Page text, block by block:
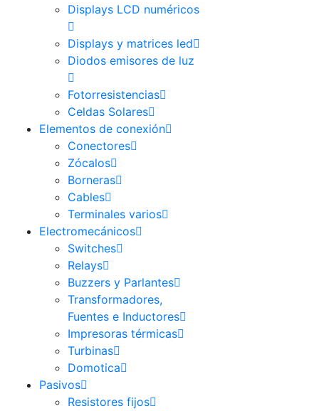
Displays LCD numéricos
Displays y matrices led
Diodos emisores de luz
Fotorresistencias
Celdas Solares
Elementos de conexión
Conectores
Zócalos
Borneras
Cables
Terminales varios
Electromecánicos
Switches
Relays
Buzzers y Parlantes
Transformadores,
Fuentes e Inductores
Impresoras térmicas
Turbinas
Domotica
Pasivos
Resistores fijos